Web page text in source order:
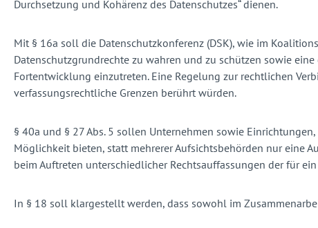
Durchsetzung und Kohärenz des Datenschutzes“ dienen.
Mit § 16a soll die Datenschutzkonferenz (DSK), wie im
Datenschutzgrundrechte zu wahren und zu schützen sowie
Fortentwicklung einzutreten. Eine Regelung zur rechtlichen
verfassungsrechtliche Grenzen berührt würden.
§ 40a und § 27 Abs. 5 sollen Unternehmen sowie
Möglichkeit bieten, statt mehrerer Aufsichtsbehörden nur eine
beim Auftreten unterschiedlicher Rechtsauffassungen der für
In § 18 soll klargestellt werden, dass sowohl im